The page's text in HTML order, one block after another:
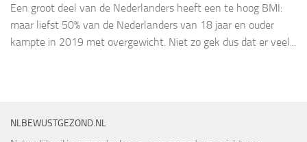
Een groot deel van de Nederlanders heeft een te hoog BMI:
maar liefst 50% van de Nederlanders van 18 jaar en ouder
kampte in 2019 met overgewicht. Niet zo gek dus dat er veel...
NLBEWUSTGEZOND.NL